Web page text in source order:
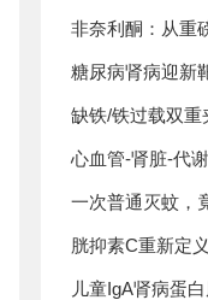
炎暗藏玄机
的中药，很多人
非奈利酮：从重
线推荐的进阶之
糖尿病肾病迎新
补充疗法Ⅱa期随
缺铁/铁过载双重
物最新循证
心血管-肾脏-代
病学的历史视角
一次普通灭蚊
家用拟除虫菊酯
示
胱抑素C重新定
国际学术讨论
儿童IgA肾病蛋